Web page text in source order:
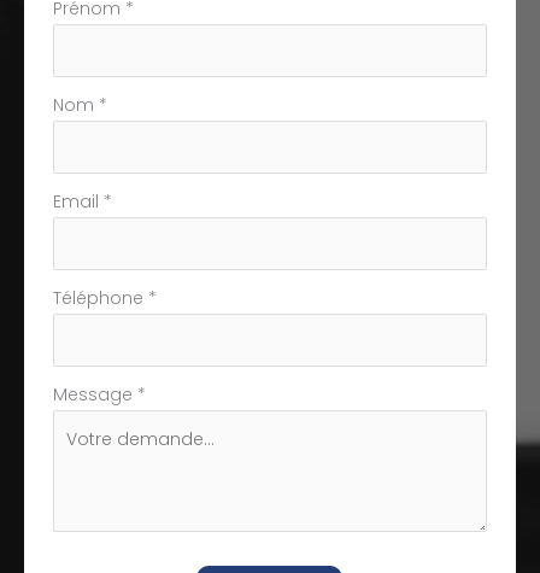
Formulaire
téléphone
Prénom *
Nom *
Email *
Téléphone *
Message *